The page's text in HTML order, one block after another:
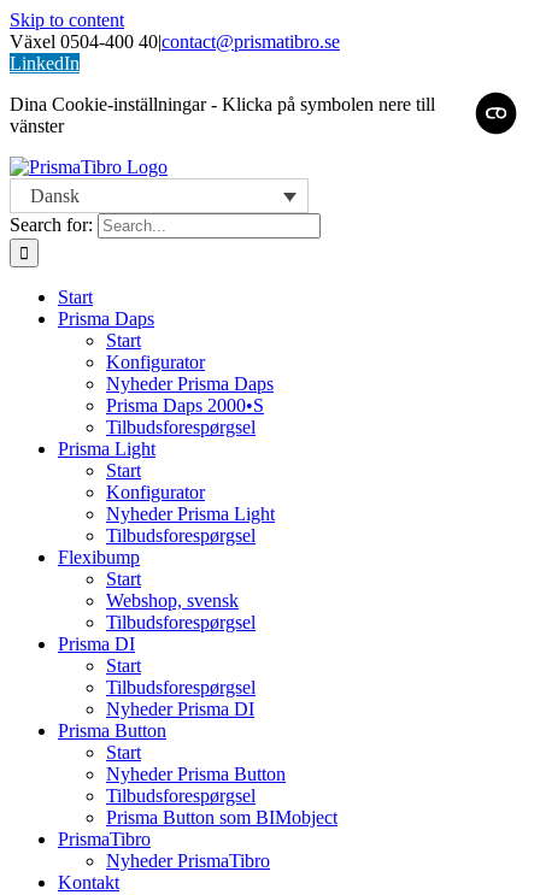
Skip to content
Växel 0504-400 40|contact@prismatibro.se
LinkedIn
Dina Cookie-inställningar - Klicka på symbolen nere till
vänster
Dansk
Search for:
Start
Prisma Daps
Start
Konfigurator
Nyheder Prisma Daps
Prisma Daps 2000•S
Tilbudsforespørgsel
Prisma Light
Start
Konfigurator
Nyheder Prisma Light
Tilbudsforespørgsel
Flexibump
Start
Webshop, svensk
Tilbudsforespørgsel
Prisma DI
Start
Tilbudsforespørgsel
Nyheder Prisma DI
Prisma Button
Start
Nyheder Prisma Button
Tilbudsforespørgsel
Prisma Button som BIMobject
PrismaTibro
Nyheder PrismaTibro
Kontakt